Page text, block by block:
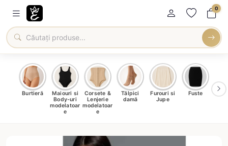
0
Burtieră
Maiouri si
Body-uri
modelatoar
e
Corsete &
Lenjerie
modelatoar
e
Tălpici
damă
Furouri si
Jupe
Fuste